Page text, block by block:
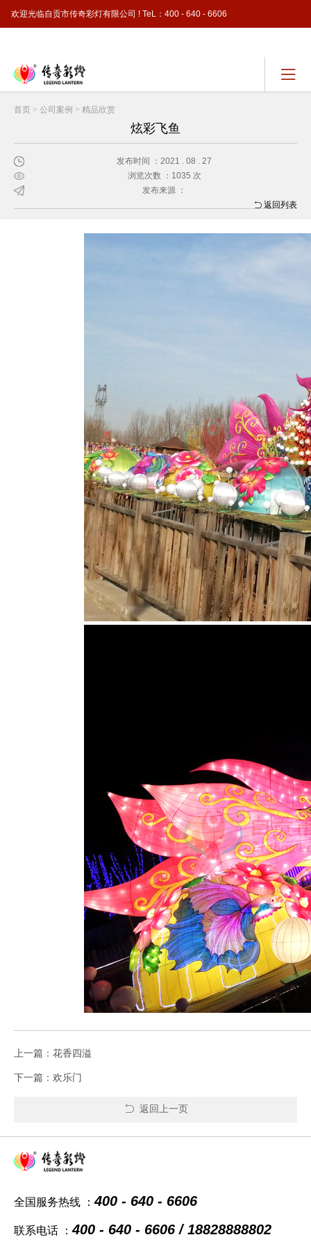
欢迎光临自贡市传奇彩灯有限公司 ! TeL：400 - 640 - 6606
首页 >公司案例 >精品欣赏
炫彩飞鱼
发布时间 ：2021 . 08 . 27
浏览次数 ：1035 次
发布来源 ：
返回列表
上一篇：花香四溢
下一篇：欢乐门
返回上一页
全国服务热线 ：400 - 640 - 6606
联系电话 ：400 - 640 - 6606 / 18828888802